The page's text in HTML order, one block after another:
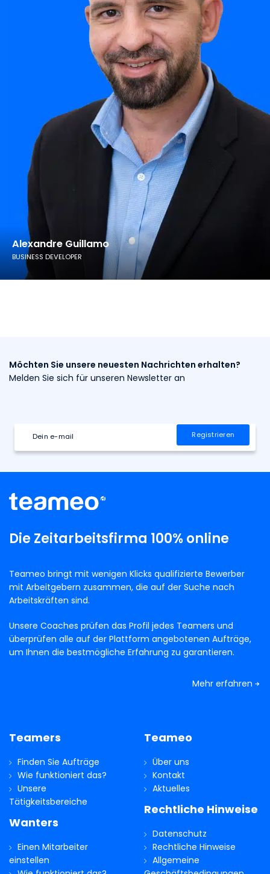
Alexandre Guillamo
BUSINESS DEVELOPER
Möchten Sie unsere neuesten Nachrichten erhalten?
Melden Sie sich für unseren Newsletter an
Die Zeitarbeitsfirma 100% online
Teameo bringt mit wenigen Klicks qualifizierte Bewerber
mit Arbeitgebern zusammen, die auf der Suche nach
Arbeitskräften sind.
Unsere Coaches prüfen das Profil jedes Teamers und
überprüfen alle auf der Plattform angebotenen Aufträge,
um Ihnen die bestmögliche Erfahrung zu garantieren.
Mehr erfahren
Teamers
Finden Sie Aufträge
Wie funktioniert das?
Unsere
Tätigkeitsbereiche
Wanters
Einen Mitarbeiter
einstellen
Teameo
Über uns
Kontakt
Aktuelles
Rechtliche Hinweise
Datenschutz
Rechtliche Hinweise
Allgemeine